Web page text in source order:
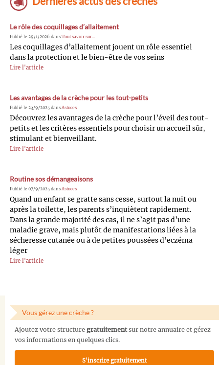
Le rôle des coquillages d’allaitement
Publié le 29/1/2026 dans Tout savoir sur...
Les coquillages d’allaitement jouent un rôle essentiel
dans la protection et le bien-être de vos seins
Lire l'article
Les avantages de la crèche pour les tout-petits
Publié le 23/9/2025 dans Astuces
Découvrez les avantages de la crèche pour l’éveil des tout-
petits et les critères essentiels pour choisir un accueil sûr,
stimulant et bienveillant.
Lire l'article
Routine sos démangeaisons
Publié le 07/9/2025 dans Astuces
Quand un enfant se gratte sans cesse, surtout la nuit ou
après la toilette, les parents s’inquiètent rapidement.
Dans la grande majorité des cas, il ne s’agit pas d’une
maladie grave, mais plutôt de manifestations liées à la
sécheresse cutanée ou à de petites poussées d’eczéma
léger
Lire l'article
Vous gérez une crèche ?
Ajoutez votre structure gratuitementsur notre annuaire et gérez
vos informations en quelques clics.
S'inscrire gratuitement